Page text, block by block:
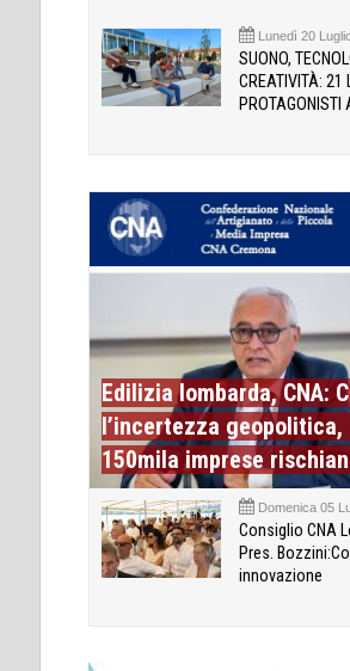
Lunedì 20
SUONO,
CREATIVITÀ: 21
PROTAGONISTI
Edilizia lombarda, CNA:
l’incertezza geopolitica,
150mila imprese
Domenica 05
Consiglio CNA
Pres.
innovazione